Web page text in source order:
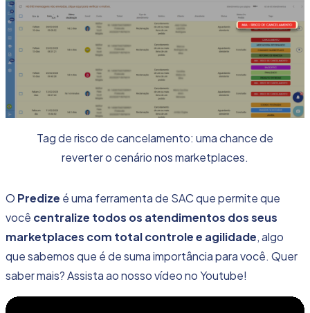
Tag de risco de cancelamento: uma chance de
reverter o cenário nos marketplaces.
O Predize é uma ferramenta de SAC que permite que
você centralize todos os atendimentos dos seus
marketplaces com total controle e agilidade, algo
que sabemos que é de suma importância para você. Quer
saber mais? Assista ao nosso vídeo no Youtube!